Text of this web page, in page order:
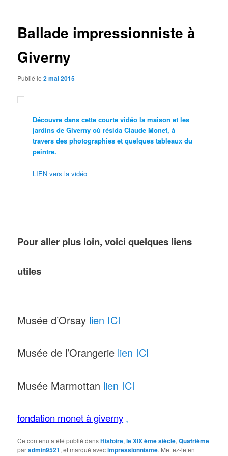
Ballade impressionniste à
Giverny
Publié le2 mai 2015
Découvre dans cette courte vidéo la maison et les
jardins de Giverny où résida Claude Monet, à
travers des photographies et quelques tableaux du
peintre.
LIEN vers la vidéo
Pour aller plus loin, voici quelques liens
utiles
Musée d’Orsay lien ICI
Musée de l’Orangerie lien ICI
Musée Marmottan lien ICI
fondation monet à giverny ,
Ce contenu a été publié dansHistoire,le XIX ème siècle,Quatrième
paradmin9521, et marqué avecimpressionnisme. Mettez-le en